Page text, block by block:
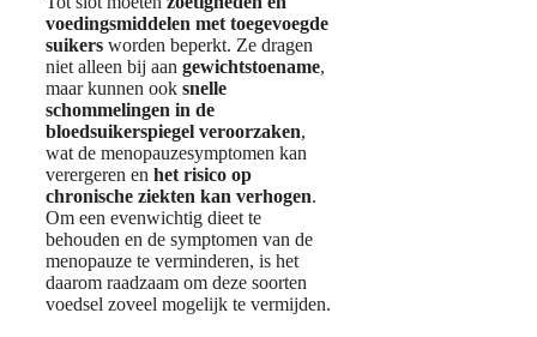
voedingsmiddelen met toegevoegde
suikers worden beperkt. Ze dragen
niet alleen bij aan gewichtstoename,
maar kunnen ook snelle
schommelingen in de
bloedsuikerspiegel veroorzaken,
wat de menopauzesymptomen kan
verergeren en het risico op
chronische ziekten kan verhogen.
Om een evenwichtig dieet te
behouden en de symptomen van de
menopauze te verminderen, is het
daarom raadzaam om deze soorten
voedsel zoveel mogelijk te vermijden.